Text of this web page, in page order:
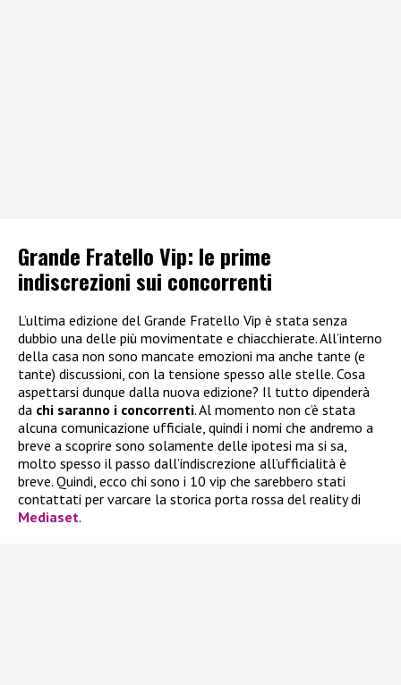
Grande Fratello Vip: le prime
indiscrezioni sui concorrenti
L’ultima edizione del Grande Fratello Vip è stata senza
dubbio una delle più movimentate e chiacchierate. All’interno
della casa non sono mancate emozioni ma anche tante (e
tante) discussioni, con la tensione spesso alle stelle. Cosa
aspettarsi dunque dalla nuova edizione? Il tutto dipenderà
da chi saranno i concorrenti. Al momento non c’è stata
alcuna comunicazione ufficiale, quindi i nomi che andremo a
breve a scoprire sono solamente delle ipotesi ma si sa,
molto spesso il passo dall’indiscrezione all’ufficialità è
breve. Quindi, ecco chi sono i 10 vip che sarebbero stati
contattati per varcare la storica porta rossa del reality di
Mediaset.